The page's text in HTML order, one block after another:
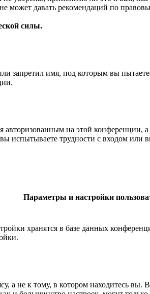
может давать рекомендаций по
силы.
запретил имя, под которым вы
авторизованным на этой
испытываете трудности с входом
Параметры и настройки
хранятся в базе данных
а не к тому, в котором находитесь